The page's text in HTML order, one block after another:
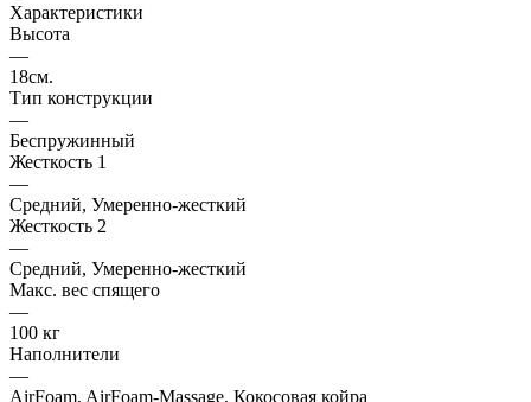
Характеристики
Высота
—
18см.
Тип конструкции
—
Беспружинный
Жесткость 1
—
Средний, Умеренно-жесткий
Жесткость 2
—
Средний, Умеренно-жесткий
Макс. вес спящего
—
100 кг
Наполнители
—
AirFoam, AirFoam-Massage, Кокосовая койра